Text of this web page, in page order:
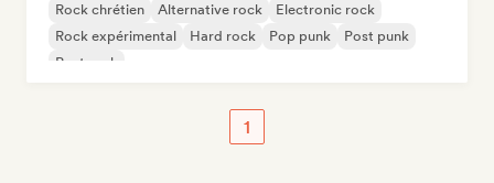
Rock chrétien Alternative rock
Electronic rock
Rock expérimental
Hard rock Pop punk
Post punk
Post rock
1